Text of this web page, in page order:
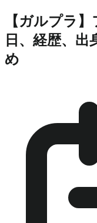
【ガルプラ
日、経歴、
め